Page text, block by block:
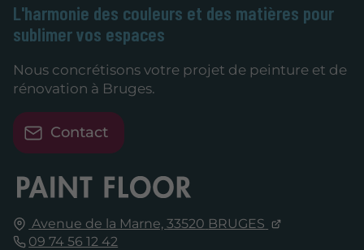
Avenue de la Marne,33520 BRUGES
09 74 56 12 42
L'harmonie des couleurs et des matières pour
sublimer vos espaces
Nous concrétisons votre projet de peinture et de
rénovation à Bruges.
Contact